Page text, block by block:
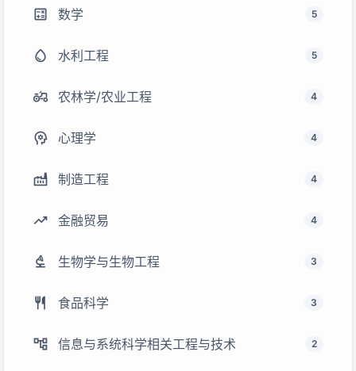
calculate 数学 5
water_drop 水利工程 5
agriculture 农林学/农业工程 4
psychology 心理学 4
factory 制造工程 4
trending_up 金融贸易 4
biotech 生物学与生物工程 3
restaurant 食品科学 3
account_tree 信息与系统科学相关工程与技术 2